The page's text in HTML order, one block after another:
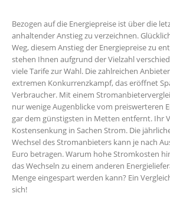
Bezogen auf die Energiepreise ist über die
anhaltender Anstieg zu verzeichnen.
Weg, diesem Anstieg der Energiepreise zu
stehen Ihnen aufgrund der Vielzahl
viele Tarife zur Wahl. Die zahlreichen
extremen Konkurrenzkampf, das eröffnet
Verbraucher. Mit einem
nur wenige Augenblicke vom preiswerteren
gar dem günstigsten in Metten entfernt. Ihr
Kostensenkung in Sachen Strom. Die
Wechsel des Stromanbieters kann je nach
Euro betragen. Warum hohe Stromkosten
das Wechseln zu einem anderen
Menge eingespart werden kann? Ein
sich!